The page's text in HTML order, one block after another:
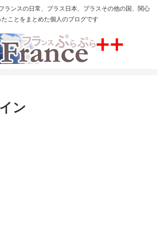
ランスの日常、プラス日本、プラスその他の国、関心
たことをまとめた個人のブログです
ン